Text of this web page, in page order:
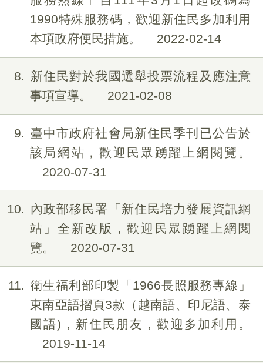
1990特殊服務碼，歡迎新住民多加利用
本項政府便民措施。
2022-02-14
8
新住民對於我國選舉投票流程及應注意
事項宣導。
2021-02-08
9
臺中市政府社會局新住民季刊已公告於
該局網站，歡迎民眾踴躍上網閱覽。
2020-07-31
10
內政部移民署「新住民培力發展資訊網
站」全新改版，歡迎民眾踴躍上網閱
覽。
2020-07-31
11
衛生福利部印製「1966長照服務專線」
東南亞語摺頁3款（越南語、印尼語、泰
國語)，新住民朋友，歡迎多加利用。
2019-11-14